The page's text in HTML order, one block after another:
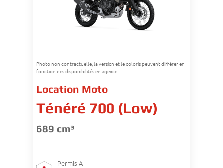
Photo non contractuelle, la version et le coloris peuvent différer en
fonction des disponibilités en agence.
Location Moto
Ténéré 700 (Low)
689 cm³
Permis A